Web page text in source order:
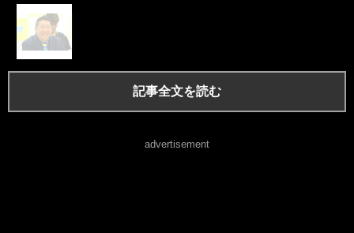
記事全文を読む
advertisement